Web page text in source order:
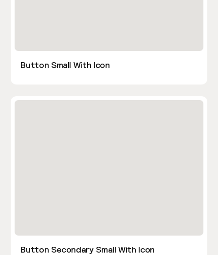
Button Small With Icon
Button Secondary Small With Icon